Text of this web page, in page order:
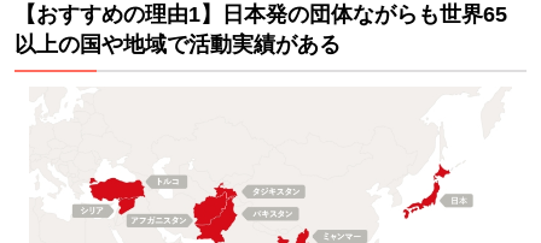
65以
上の
国や
動実
績が
【おすすめの理由1】日本発の団体ながらも世界65
以上の国や地域で活動実績がある